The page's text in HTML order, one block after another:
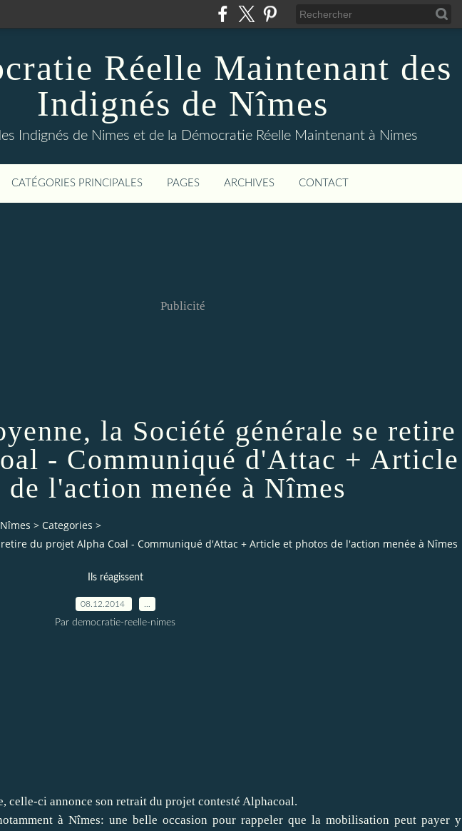
Réelle Maintenant des
Indignés de Nîmes
Indignés de Nimes et de la Démocratie Réelle Maintenant à Nimes
CATÉGORIES PRINCIPALES PAGES ARCHIVES CONTACT
Publicité
la Société générale se retire
- Communiqué d'Attac + Article
de l'action menée à Nîmes
> Categories >
du projet Alpha Coal - Communiqué d'Attac + Article et photos de l'action menée à Nîmes
Ils réagissent
08.12.2014
Par democratie-reelle-nimes
celle-ci annonce son retrait du projet contesté Alphacoal.
à Nîmes: une belle occasion pour rappeler que la mobilisation peut payer y